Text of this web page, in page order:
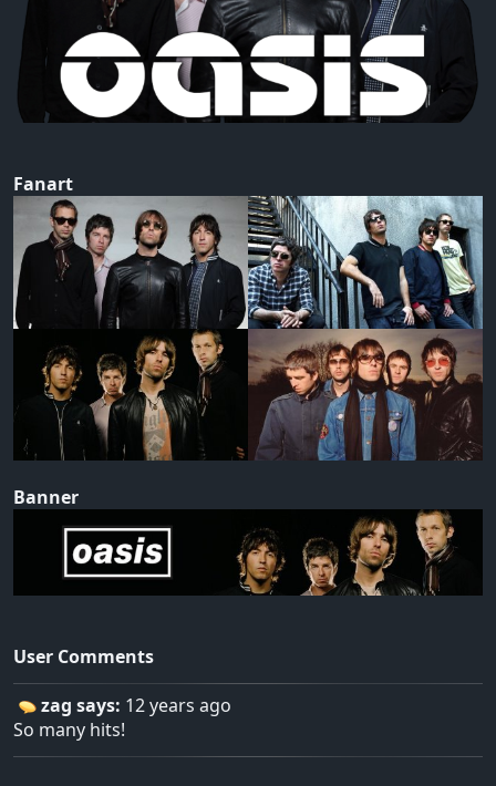
Fanart
Banner
User Comments
zag says: 12 years ago
So many hits!